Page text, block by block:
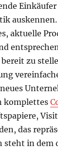
aktuelle
zu
komplettes
das
steht in dem